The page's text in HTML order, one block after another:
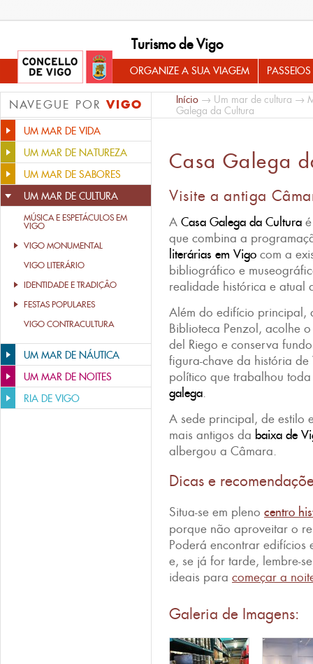
Turismo de Vigo
ORGANIZE A SUA VIAGEM
NAVEGUE POR VIGO
UM MAR DE VIDA
UM MAR DE NATUREZA
UM MAR DE SABORES
UM MAR DE CULTURA
MÚSICA E ESPETÁCULOS EM
VIGO
VIGO MONUMENTAL
VIGO LITERÁRIO
IDENTIDADE E TRADIÇÂO
FESTAS POPULARES
VIGO CONTRACULTURA
UM MAR DE NÁUTICA
UM MAR DE NOITES
RIA DE VIGO
Início → Um mar de cultura →
Galega da Cultura
Casa Galega
Visite a antiga
A Casa Galega da Cultura
que combina a
literárias em Vigo com a
bibliográfico e
realidade histórica e atual
Além do edifício principal,
Biblioteca Penzol, acolhe
del Riego e conserva
figura-chave da história
político que trabalhou
galega.
A sede principal, de estilo
mais antigos da baixa de
albergou a Câmara.
Dicas e
Situa-se em pleno centro
porque não aproveitar o
Poderá encontrar
e, se já for tarde, lembre-
ideais para começar a
Galeria de Imagens: